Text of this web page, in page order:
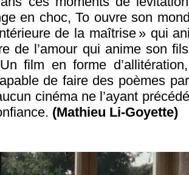
en choc, To ouvre son
de la maîtrise » qui
de l’amour qui anime son
film en forme
de faire des poèmes
cinéma ne l’ayant
(Mathieu Li-Goyette)